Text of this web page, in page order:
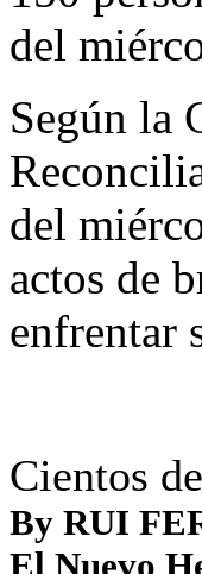
del
Según la
del
actos de
enfrentar
Cientos
By RUI
El Nuevo